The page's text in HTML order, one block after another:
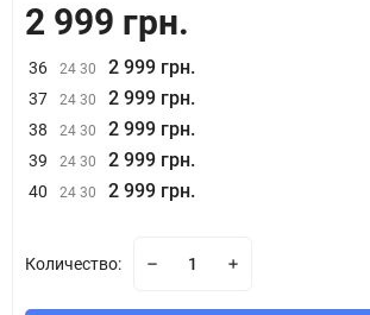
2 999 грн.
36 24 30 2 999 грн.
37 24 30 2 999 грн.
38 24 30 2 999 грн.
39 24 30 2 999 грн.
40 24 30 2 999 грн.
Количество: